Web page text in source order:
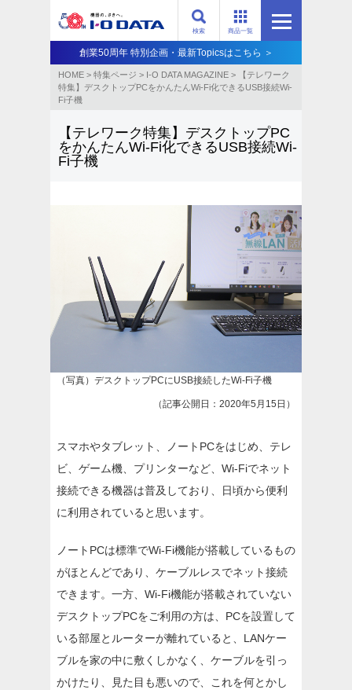
商品一覧
検索
創業50周年 特別企画・最新Topicsはこちら ＞
HOME > 特集ページ > I-O DATA MAGAZINE >
【テレワーク
特集】デスクトップPCをかんたんWi-Fi化できるUSB接続Wi-
Fi子機
【テレワーク特集】デスクトップPC
をかんたんWi-Fi化できるUSB接続Wi-
Fi子機
（写真）デスクトップPCにUSB接続したWi-Fi子機
（記事公開日：2020年5月15日）
スマホやタブレット、ノートPCをはじめ、テレ
ビ、ゲーム機、プリンターなど、Wi-Fiでネット
接続できる機器は普及しており、日頃から便利
に利用されていると思います。
ノートPCは標準でWi-Fi機能が搭載しているもの
がほとんどであり、ケーブルレスでネット接続
できます。一方、Wi-Fi機能が搭載されていない
デスクトップPCをご利用の方は、PCを設置して
いる部屋とルーターが離れていると、LANケー
ブルを家の中に敷くしかなく、ケーブルを引っ
かけたり、見た目も悪いので、これを何とかし